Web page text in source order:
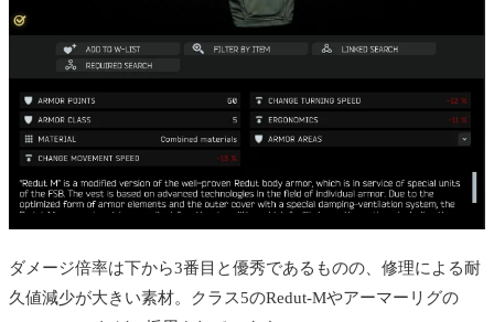
ダメージ倍率は下から3番目と優秀であるものの、修理による耐
久値減少が大きい素材。クラス5のRedut-Mやアーマーリグの